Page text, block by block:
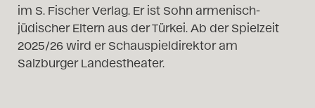
im S. Fischer Verlag. Er ist Sohn armenisch-
jüdischer Eltern aus der Türkei. Ab der Spielzeit
2025/26 wird er Schauspieldirektor am
Salzburger Landestheater.